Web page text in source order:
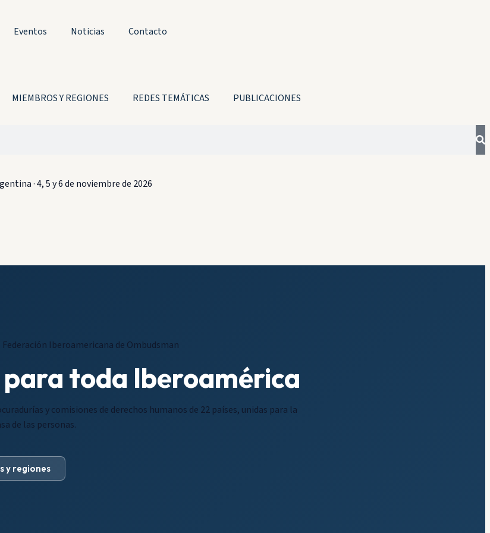
Eventos Noticias Contacto
MIEMBROS Y REGIONES REDES TEMÁTICAS PUBLICACIONES
·4, 5 y 6 de noviembre de 2026
Federación Iberoamericana de Ombudsman
para toda Iberoamérica
y comisiones de derechos humanos de 22 países, unidas para la
de las personas.
y regiones